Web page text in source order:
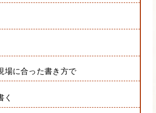
に合った書き方で